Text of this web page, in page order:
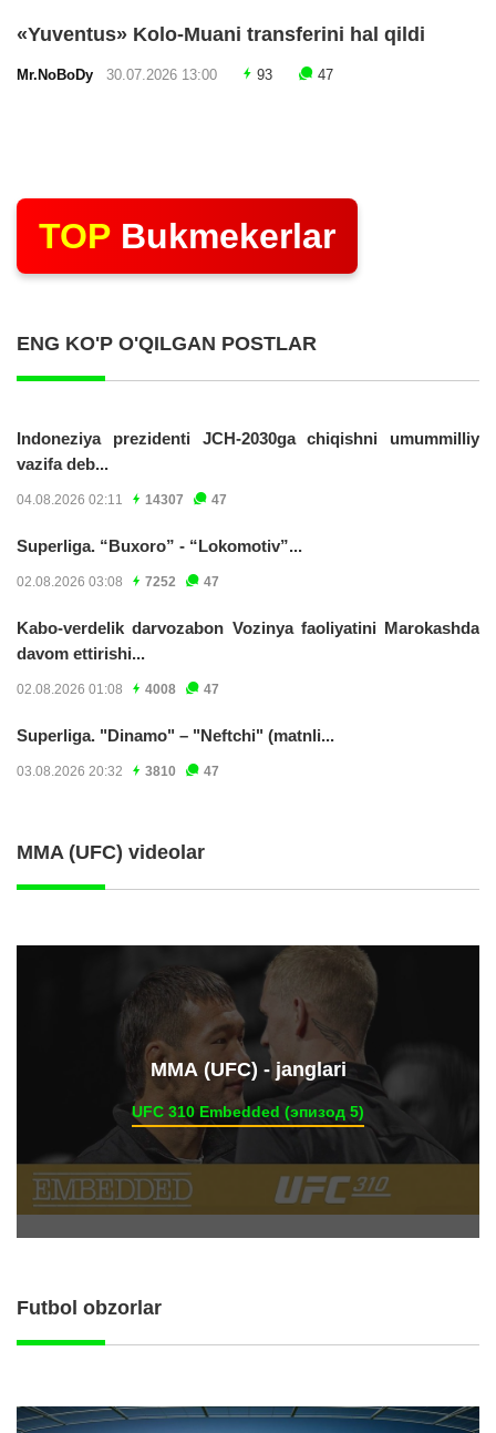
«Yuventus» Kolo-Muani transferini hal qildi
Mr.NoBoDy 30.07.2026 13:00 93 47
TOP Bukmekerlar
ENG KO'P O'QILGAN POSTLAR
Indoneziya prezidenti JCH-2030ga chiqishni umummilliy
vazifa deb...
04.08.2026 02:11 14307 47
Superliga. “Buxoro” - “Lokomotiv”...
02.08.2026 03:08 7252 47
Kabo-verdelik darvozabon Vozinya faoliyatini Marokashda
davom ettirishi...
02.08.2026 01:08 4008 47
Superliga. "Dinamo" – "Neftchi" (matnli...
03.08.2026 20:32 3810 47
MMA (UFC) videolar
ММА (UFC) - janglari
UFC 310 Embedded (эпизод 5)
Futbol obzorlar